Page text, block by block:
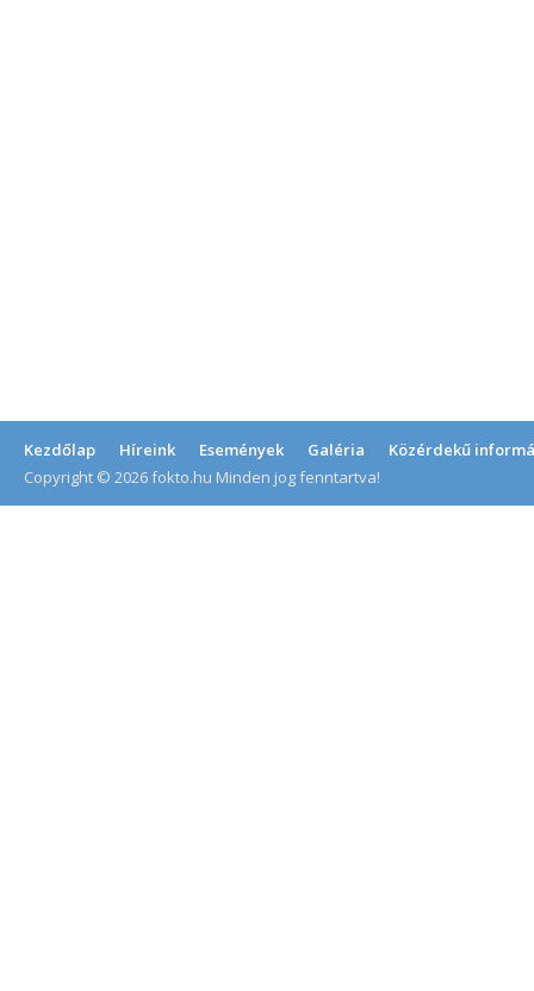
Kezdőlap Híreink Események Galéria
Közérdekű
Copyright © 2026 fokto.hu Minden jog fenntartva!